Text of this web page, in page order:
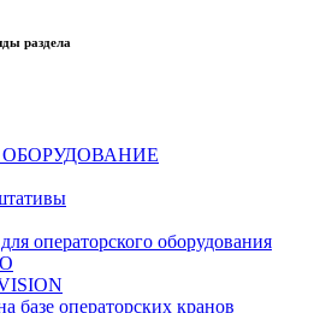
раздела
операторского оборудования
базе операторских кранов